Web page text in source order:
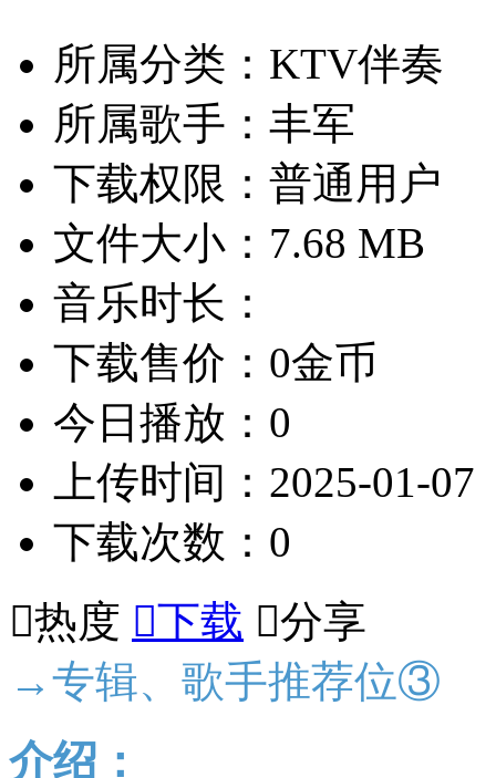
所属分类：KTV伴奏
所属歌手：丰军
下载权限：普通用户
文件大小：7.68 MB
音乐时长：
下载售价：0金币
今日播放：0
上传时间：2025-01-07
下载次数：0
热度 下载 分享
→专辑、歌手推荐位③
介绍：